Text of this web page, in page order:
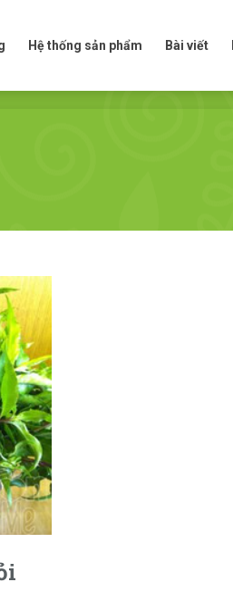
Hệ thống sản phẩm Bài viết